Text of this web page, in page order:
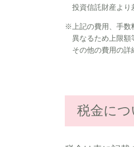
投資信託財産より
※上記の費用、手数
異なるため上限額
その他の費用の詳
税金につ